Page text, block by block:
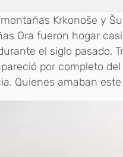
Krkonoše y
Ora fueron hogar
el siglo pasado.
por completo
Quienes amaban